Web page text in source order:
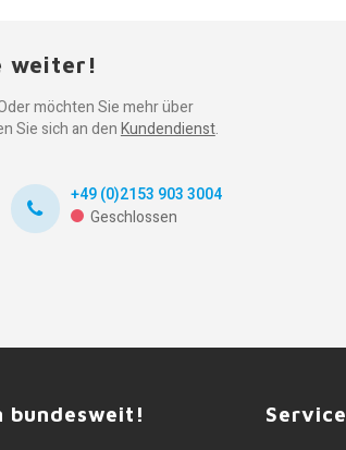
weiter!
möchten Sie mehr über
Sie sich an denKundendienst.
+49 (0)2153 903 3004
Geschlossen
bundesweit! Service